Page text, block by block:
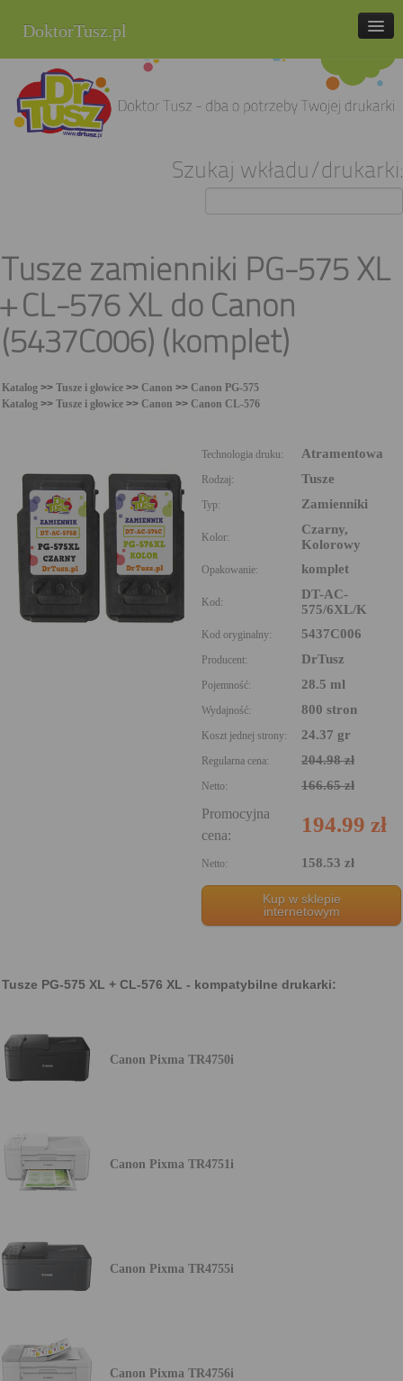
DoktorTusz.pl
tel. 857 337 337
Strona główna
Szukaj wkładu/drukarki:
Tusze zamienniki PG-575 XL
+ CL-576 XL do Canon
(5437C006) (komplet)
Katalog >> Tusze i głowice >> Canon >> Canon PG-575
Katalog >> Tusze i głowice >> Canon >> Canon CL-576
Technologia druku: Atramentowa
Rodzaj: Tusze
Typ: Zamienniki
Kolor:
Czarny,
Kolorowy
Opakowanie: komplet
Kod:
DT-AC-
575/6XL/K
Kod oryginalny: 5437C006
Producent: DrTusz
Pojemność: 28.5 ml
Wydajność: 800 stron
Koszt jednej strony: 24.37 gr
Regularna cena: 204.98 zł
Netto: 166.65 zł
Promocyjna
cena:
194.99 zł
Netto: 158.53 zł
Kup w sklepie
internetowym
Tusze PG-575 XL + CL-576 XL - kompatybilne drukarki:
Canon Pixma TR4750i
Canon Pixma TR4751i
Canon Pixma TR4755i
Canon Pixma TR4756i